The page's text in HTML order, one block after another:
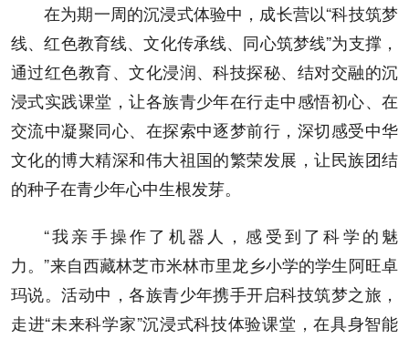
在为期一周的沉浸式体验中，成长营以“科技筑梦
线、红色教育线、文化传承线、同心筑梦线”为支撑，
通过红色教育、文化浸润、科技探秘、结对交融的沉
浸式实践课堂，让各族青少年在行走中感悟初心、在
交流中凝聚同心、在探索中逐梦前行，深切感受中华
文化的博大精深和伟大祖国的繁荣发展，让民族团结
的种子在青少年心中生根发芽。
“我亲手操作了机器人，感受到了科学的魅
力。”来自西藏林芝市米林市里龙乡小学的学生阿旺卓
玛说。活动中，各族青少年携手开启科技筑梦之旅，
走进“未来科学家”沉浸式科技体验课堂，在具身智能